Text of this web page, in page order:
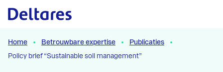
Naar hoofdcontent
Home Betrouwbare expertise
Publicaties
Policy brief “Sustainable soil management”